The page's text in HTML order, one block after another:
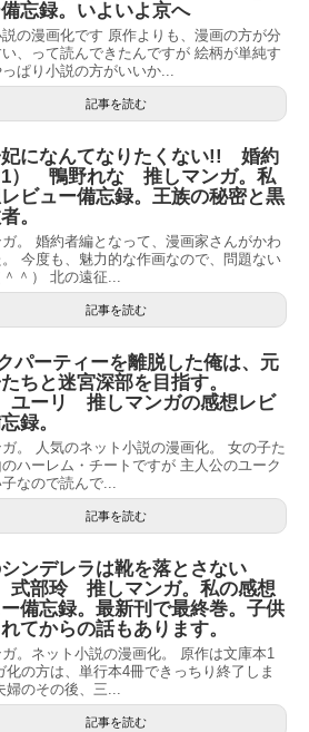
忘録。いよいよ京へ
の漫画化です 原作よりも、漫画の方が分
、って読んできたんですが 絵柄が単純す
っぱり小説の方がいいか...
記事を読む
になんてなりたくない!! 婚約
1） 鴨野れな 推しマンガ。私
ビュー備忘録。王族の秘密と黒
。
。 婚約者編となって、漫画家さんがかわ
。 今度も、魅力的な作画なので、問題ない
＾） 北の遠征...
記事を読む
パーティーを離脱した俺は、元
ちと迷宮深部を目指す。
ユーリ 推しマンガの感想レビ
録。
。 人気のネット小説の漫画化。 女の子た
ハーレム・チートですが 主人公のユーク
なので読んで...
記事を読む
ンデレラは靴を落とさない
式部玲 推しマンガ。私の感想
備忘録。最新刊で最終巻。子供
てからの話もあります。
。ネット小説の漫画化。 原作は文庫本1
化の方は、単行本4冊できっちり終了しま
婦のその後、三...
記事を読む